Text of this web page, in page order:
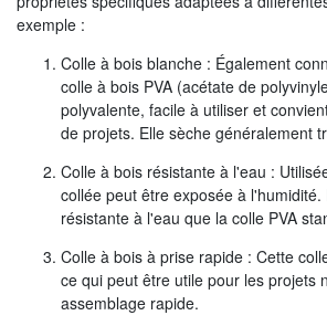
exemple :
Colle à bois blanche : Également
colle à bois PVA (acétate de
polyvalente, facile à utiliser et
de projets. Elle sèche généralement
Colle à bois résistante à l'eau :
collée peut être exposée à l'humidité.
résistante à l'eau que la colle PVA
Colle à bois à prise rapide : Cette
ce qui peut être utile pour les projets
assemblage rapide.